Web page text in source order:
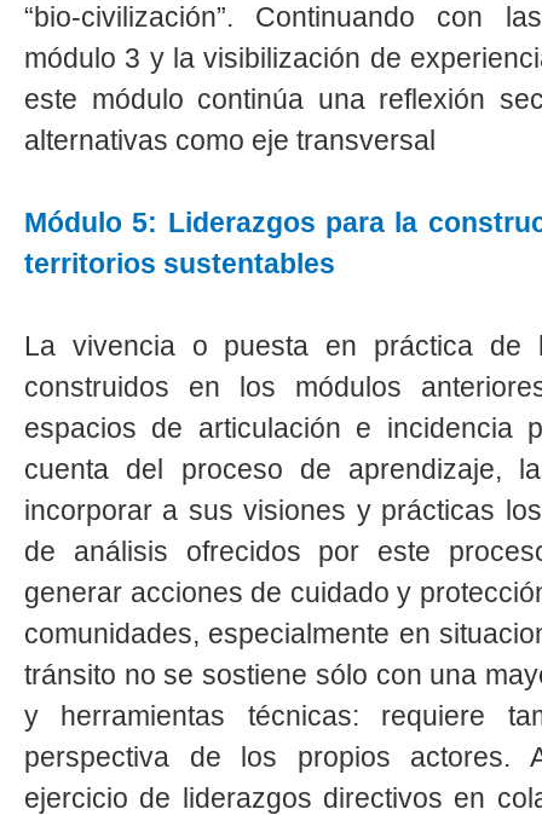
“bio-civilización”. Continuando con
módulo 3 y la visibilización de
este módulo continúa una reflexión
alternativas como eje transversal
Módulo 5: Liderazgos para la
territorios sustentables
La vivencia o puesta en práctica de
construidos en los módulos
espacios de articulación e incidencia
cuenta del proceso de aprendizaje,
incorporar a sus visiones y prácticas
de análisis ofrecidos por este
generar acciones de cuidado y
comunidades, especialmente en
tránsito no se sostiene sólo con una
y herramientas técnicas: requiere
perspectiva de los propios actores.
ejercicio de liderazgos directivos en